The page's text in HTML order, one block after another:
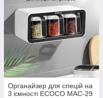
Органайзер для спецій на
3 ємності ECOCO MAC-29